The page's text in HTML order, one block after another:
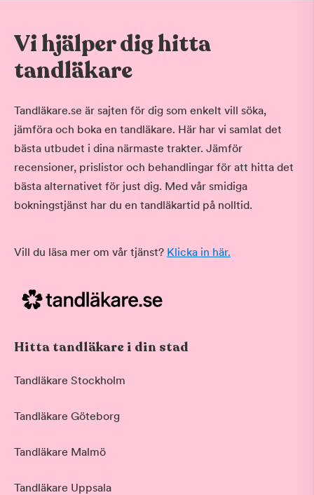
Vi hjälper dig hitta
tandläkare
Tandläkare.se är sajten för dig som enkelt vill söka,
jämföra och boka en tandläkare. Här har vi samlat det
bästa utbudet i dina närmaste trakter. Jämför
recensioner, prislistor och behandlingar för att hitta det
bästa alternativet för just dig. Med vår smidiga
bokningstjänst har du en tandläkartid på nolltid.
Vill du läsa mer om vår tjänst? Klicka in här.
Hitta tandläkare i din stad
Tandläkare Stockholm
Tandläkare Göteborg
Tandläkare Malmö
Tandläkare Uppsala